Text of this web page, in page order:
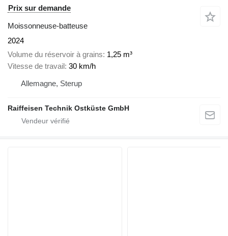
Prix sur demande
Moissonneuse-batteuse
2024
Volume du réservoir à grains 1,25 m³
Vitesse de travail 30 km/h
Allemagne, Sterup
Raiffeisen Technik Ostküste GmbH